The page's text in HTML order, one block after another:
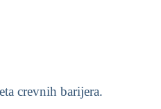
crevnih barijera.